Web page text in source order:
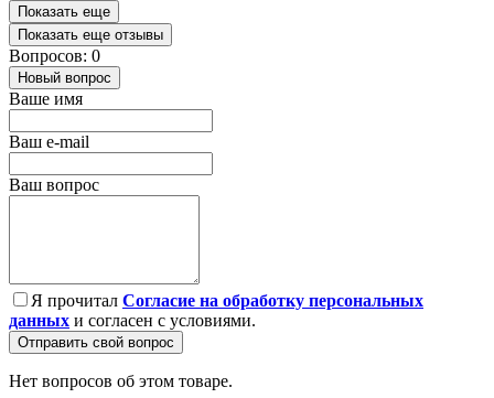
Показать еще
Показать еще отзывы
Вопросов: 0
Новый вопрос
Ваше имя
Ваш e-mail
Ваш вопрос
Я прочитал Согласие на обработку персональных
данных и согласен с условиями.
Отправить свой вопрос
Нет вопросов об этом товаре.